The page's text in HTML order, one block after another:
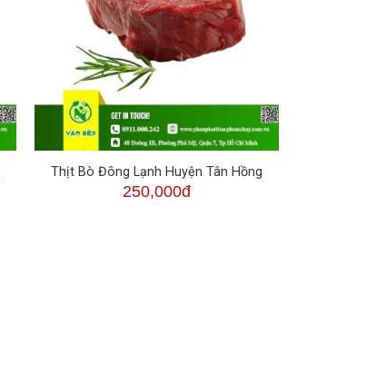
Thịt Bò Đông Lạnh Huyện Tân Hồng
250,000đ